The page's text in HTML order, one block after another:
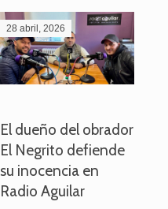
28 abril, 2026
El dueño del obrador
El Negrito defiende
su inocencia en
Radio Aguilar